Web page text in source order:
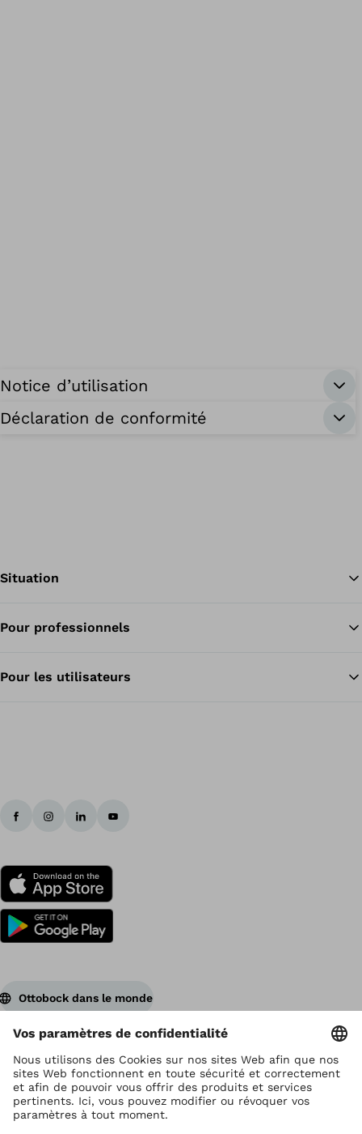
Notice d’utilisation
Déclaration de conformité
Situation
Pour professionnels
Pour les utilisateurs
Ottobock dans le monde
Ottobock est titulaire du droit d’auteur
Paramètres de protection des données
Déclaration de confidentialité